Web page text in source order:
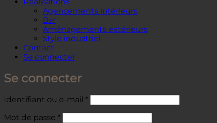
Agencements intérieurs
Bar
Aménagements extérieurs
Style industriel
Contact
Se connecter
Se connecter
Identifiant ou e-mail *Obligatoire
Mot de passe *Obligatoire